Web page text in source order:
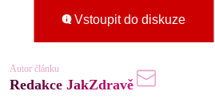
Vstoupit do diskuze
Autor článku
Redakce JakZdravě